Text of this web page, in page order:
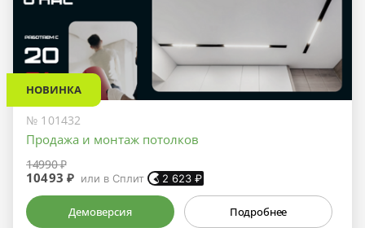
НОВИНКА
№ 101432
Продажа и монтаж потолков
14990 ₽
10493 ₽ или в Сплит 2 623 ₽
Демоверсия Подробнее